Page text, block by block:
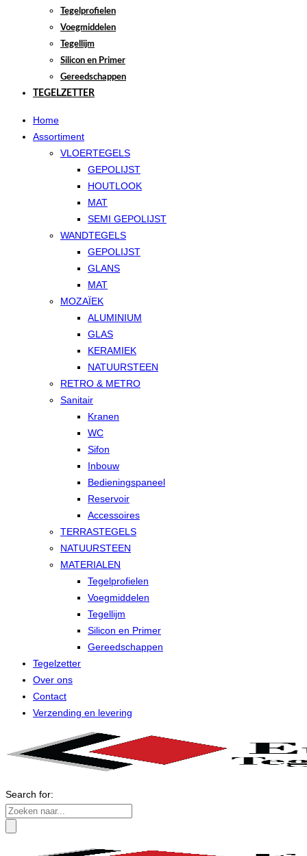
Tegelprofielen
Voegmiddelen
Tegellijm
Silicon en Primer
Gereedschappen
TEGELZETTER
Home
Assortiment
VLOERTEGELS
GEPOLIJST
HOUTLOOK
MAT
SEMI GEPOLIJST
WANDTEGELS
GEPOLIJST
GLANS
MAT
MOZAÏEK
ALUMINIUM
GLAS
KERAMIEK
NATUURSTEEN
RETRO & METRO
Sanitair
Kranen
WC
Sifon
Inbouw
Bedieningspaneel
Reservoir
Accessoires
TERRASTEGELS
NATUURSTEEN
MATERIALEN
Tegelprofielen
Voegmiddelen
Tegellijm
Silicon en Primer
Gereedschappen
Tegelzetter
Over ons
Contact
Verzending en levering
Search for: